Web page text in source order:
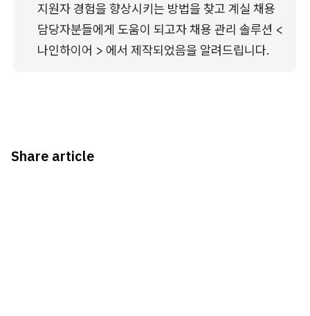
지원자 경험을 향상시키는 방법을 찾고 계실 채용
담당자분들에게 도움이 되고자 채용 관리 솔루션 <
나인하이어 > 에서 제작되었음을 알려드립니다.
Share article